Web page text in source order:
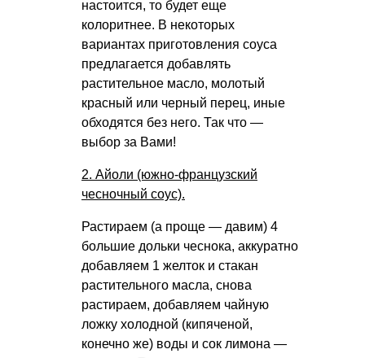
настоится, то будет еще
колоритнее. В некоторых
вариантах приготовления соуса
предлагается добавлять
растительное масло, молотый
красный или черный перец, иные
обходятся без него. Так что —
выбор за Вами!
2. Айоли (южно-французский
чесночный соус).
Растираем (а проще — давим) 4
большие дольки чеснока, аккуратно
добавляем 1 желток и стакан
растительного масла, снова
растираем, добавляем чайную
ложку холодной (кипяченой,
конечно же) воды и сок лимона —